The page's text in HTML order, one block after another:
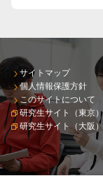
サイトマップ
個人情報保護方針
このサイトについて
研究生サイト（東京）
研究生サイト（大阪）